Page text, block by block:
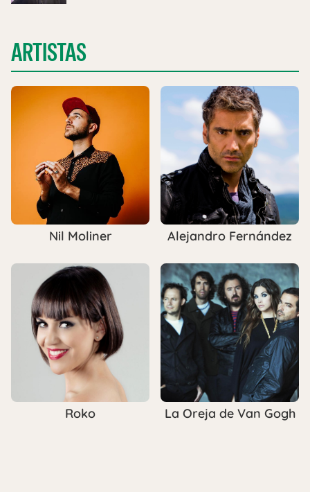
ARTISTAS
Nil Moliner Alejandro Fernández
Roko La Oreja de Van Gogh